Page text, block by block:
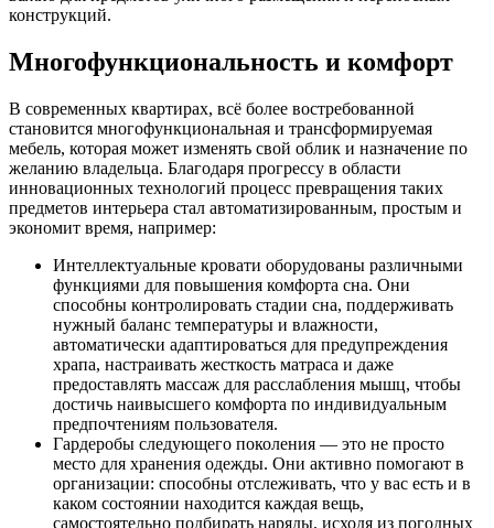
конструкций.
Многофункциональность и комфорт
В современных квартирах, всё более востребованной
становится многофункциональная и трансформируемая
мебель, которая может изменять свой облик и назначение по
желанию владельца. Благодаря прогрессу в области
инновационных технологий процесс превращения таких
предметов интерьера стал автоматизированным, простым и
экономит время, например:
Интеллектуальные кровати оборудованы различными
функциями для повышения комфорта сна. Они
способны контролировать стадии сна, поддерживать
нужный баланс температуры и влажности,
автоматически адаптироваться для предупреждения
храпа, настраивать жесткость матраса и даже
предоставлять массаж для расслабления мышц, чтобы
достичь наивысшего комфорта по индивидуальным
предпочтениям пользователя.
Гардеробы следующего поколения — это не просто
место для хранения одежды. Они активно помогают в
организации: способны отслеживать, что у вас есть и в
каком состоянии находится каждая вещь,
самостоятельно подбирать наряды, исходя из погодных